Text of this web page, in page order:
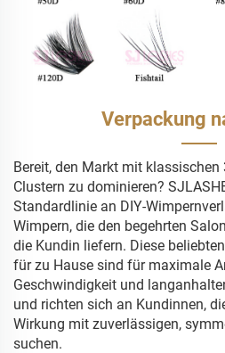
Verpackung
Bereit, den Markt mit
Clustern zu dominieren?
Standardlinie an DIY-
Wimpern, die den begehrten
die Kundin liefern. Diese
für zu Hause sind für maximale
Geschwindigkeit und
und richten sich an Kundinnen,
Wirkung mit zuverlässigen,
suchen.